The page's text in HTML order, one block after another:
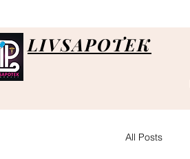
LIVSAPOTEK
All Posts